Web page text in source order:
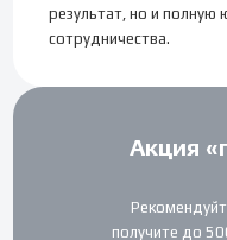
результат, но и полную
сотрудничества.
Акция
получите до